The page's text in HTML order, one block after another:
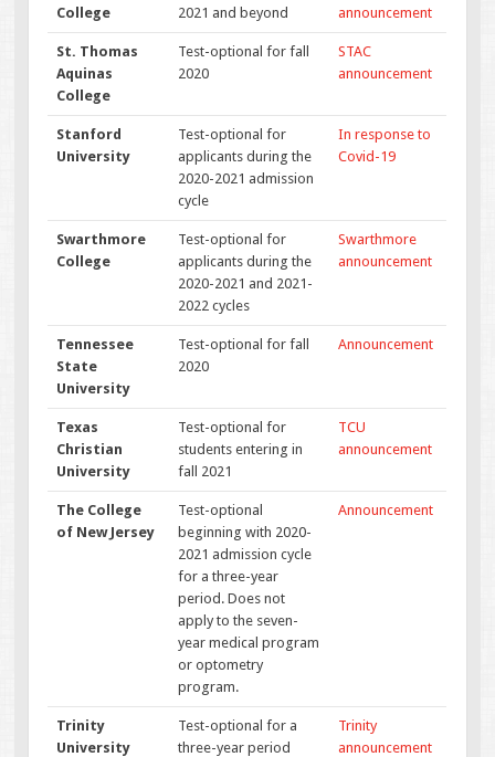
College
2021 and beyond
announcement
St. Thomas
Aquinas
College
Test-optional for fall
2020
STAC
announcement
Stanford
University
Test-optional for
applicants during the
2020-2021 admission
cycle
In response to
Covid-19
Swarthmore
College
Test-optional for
applicants during the
2020-2021 and 2021-
2022 cycles
Swarthmore
announcement
Tennessee
State
University
Test-optional for fall
2020
Announcement
Texas
Christian
University
Test-optional for
students entering in
fall 2021
TCU
announcement
The College
of New Jersey
Test-optional
beginning with 2020-
2021 admission cycle
for a three-year
period. Does not
apply to the seven-
year medical program
or optometry
program.
Announcement
Trinity
University
Test-optional for a
three-year period
Trinity
announcement